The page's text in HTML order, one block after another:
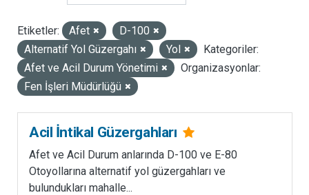
LISANSLAR
Etiketler: Afet
D-100
Alternatif Yol Güzergahı
Yol
Kategoriler:
Afet ve Acil Durum Yönetimi
Organizasyonlar:
Fen İşleri Müdürlüğü
Acil İntikal Güzergahları
Afet ve Acil Durum anlarında D-100 ve E-80
Otoyollarına alternatif yol güzergahları ve
bulundukları mahalle...